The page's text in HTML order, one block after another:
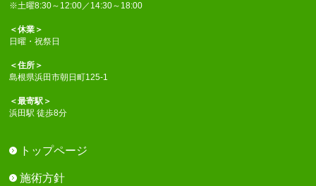
※土曜8:30～12:00／14:30～18:00
＜休業＞
日曜・祝祭日
＜住所＞
島根県浜田市朝日町125-1
＜最寄駅＞
浜田駅 徒歩8分
トップページ
施術方針